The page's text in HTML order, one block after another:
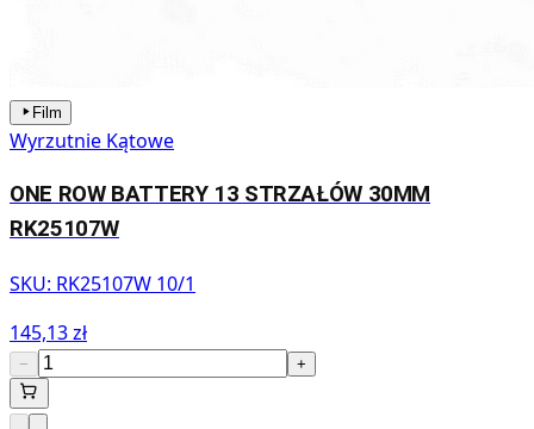
Film
Wyrzutnie Kątowe
ONE ROW BATTERY 13 STRZAŁÓW 30MM
RK25107W
SKU: RK25107W 10/1
145,13 zł
− +